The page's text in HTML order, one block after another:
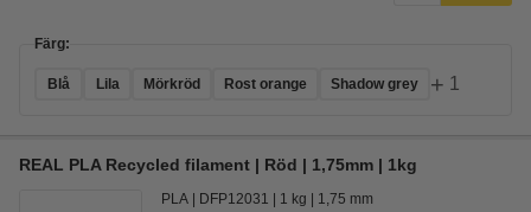
Färg:
Blå Lila Mörkröd Rost orange Shadow grey + 1
REAL PLA Recycled filament | Röd | 1,75mm | 1kg
PLA DFP12031 1 kg 1,75 mm